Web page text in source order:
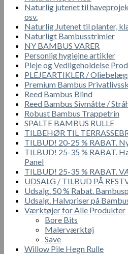
Naturlig jutenet til
osv.
Naturlig Jutenet til planter,
Naturligt Bambusstrimler
NY BAMBUS VARER
Personlig hygiejne artikler
Pleje og Vedligeholdelse
PLEJEARTIKLER /
Premium Bambus
Reed Bambus Blind
Reed Bambus Sivmåtte /
Robust Bambus Trappetrin
SPALTE BAMBUS RULLE
TILBEHØR TIL
TILBUD! 20-25 % RABAT.
TILBUD! 25-35 % RABAT.
Panel
TILBUD! 25-35 % RABAT.
UDSALG / TILBUD PÅ
Udsalg. 50 % Rabat.
Udsalg. Halvpriser på
Værktøjer for Alle Produkter
Bore Bits
Malerværktøj
Save
Willow Pile Hegn Rulle